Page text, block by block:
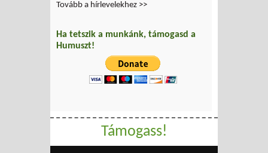
Tovább a hírlevelekhez >>
Ha tetszik a munkánk, támogasd a
Humuszt!
Támogass!